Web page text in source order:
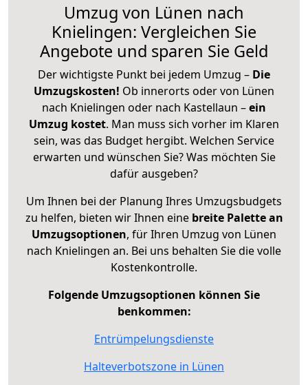
Umzug von Lünen nach
Knielingen: Vergleichen Sie
Angebote und sparen Sie Geld
Der wichtigste Punkt bei jedem Umzug – Die
Umzugskosten! Ob innerorts oder von Lünen
nach Knielingen oder nach Kastellaun –ein
Umzug kostet. Man muss sich vorher im Klaren
sein, was das Budget hergibt. Welchen Service
erwarten und wünschen Sie? Was möchten Sie
dafür ausgeben?
Um Ihnen bei der Planung Ihres Umzugsbudgets
zu helfen, bieten wir Ihnen eine breite Palette an
Umzugsoptionen, für Ihren Umzug von Lünen
nach Knielingen an. Bei uns behalten Sie die volle
Kostenkontrolle.
Folgende Umzugsoptionen können Sie
benkommen:
Entrümpelungsdienste
Halteverbotszone in Lünen